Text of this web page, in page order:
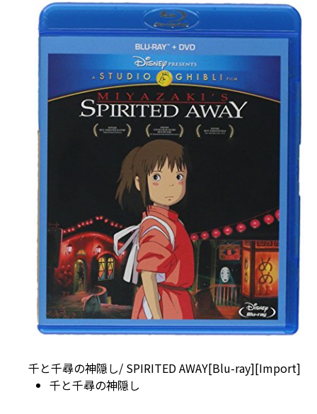
千と千尋の神隠し/ SPIRITED AWAY[Blu-ray][Import]
千と千尋の神隠し